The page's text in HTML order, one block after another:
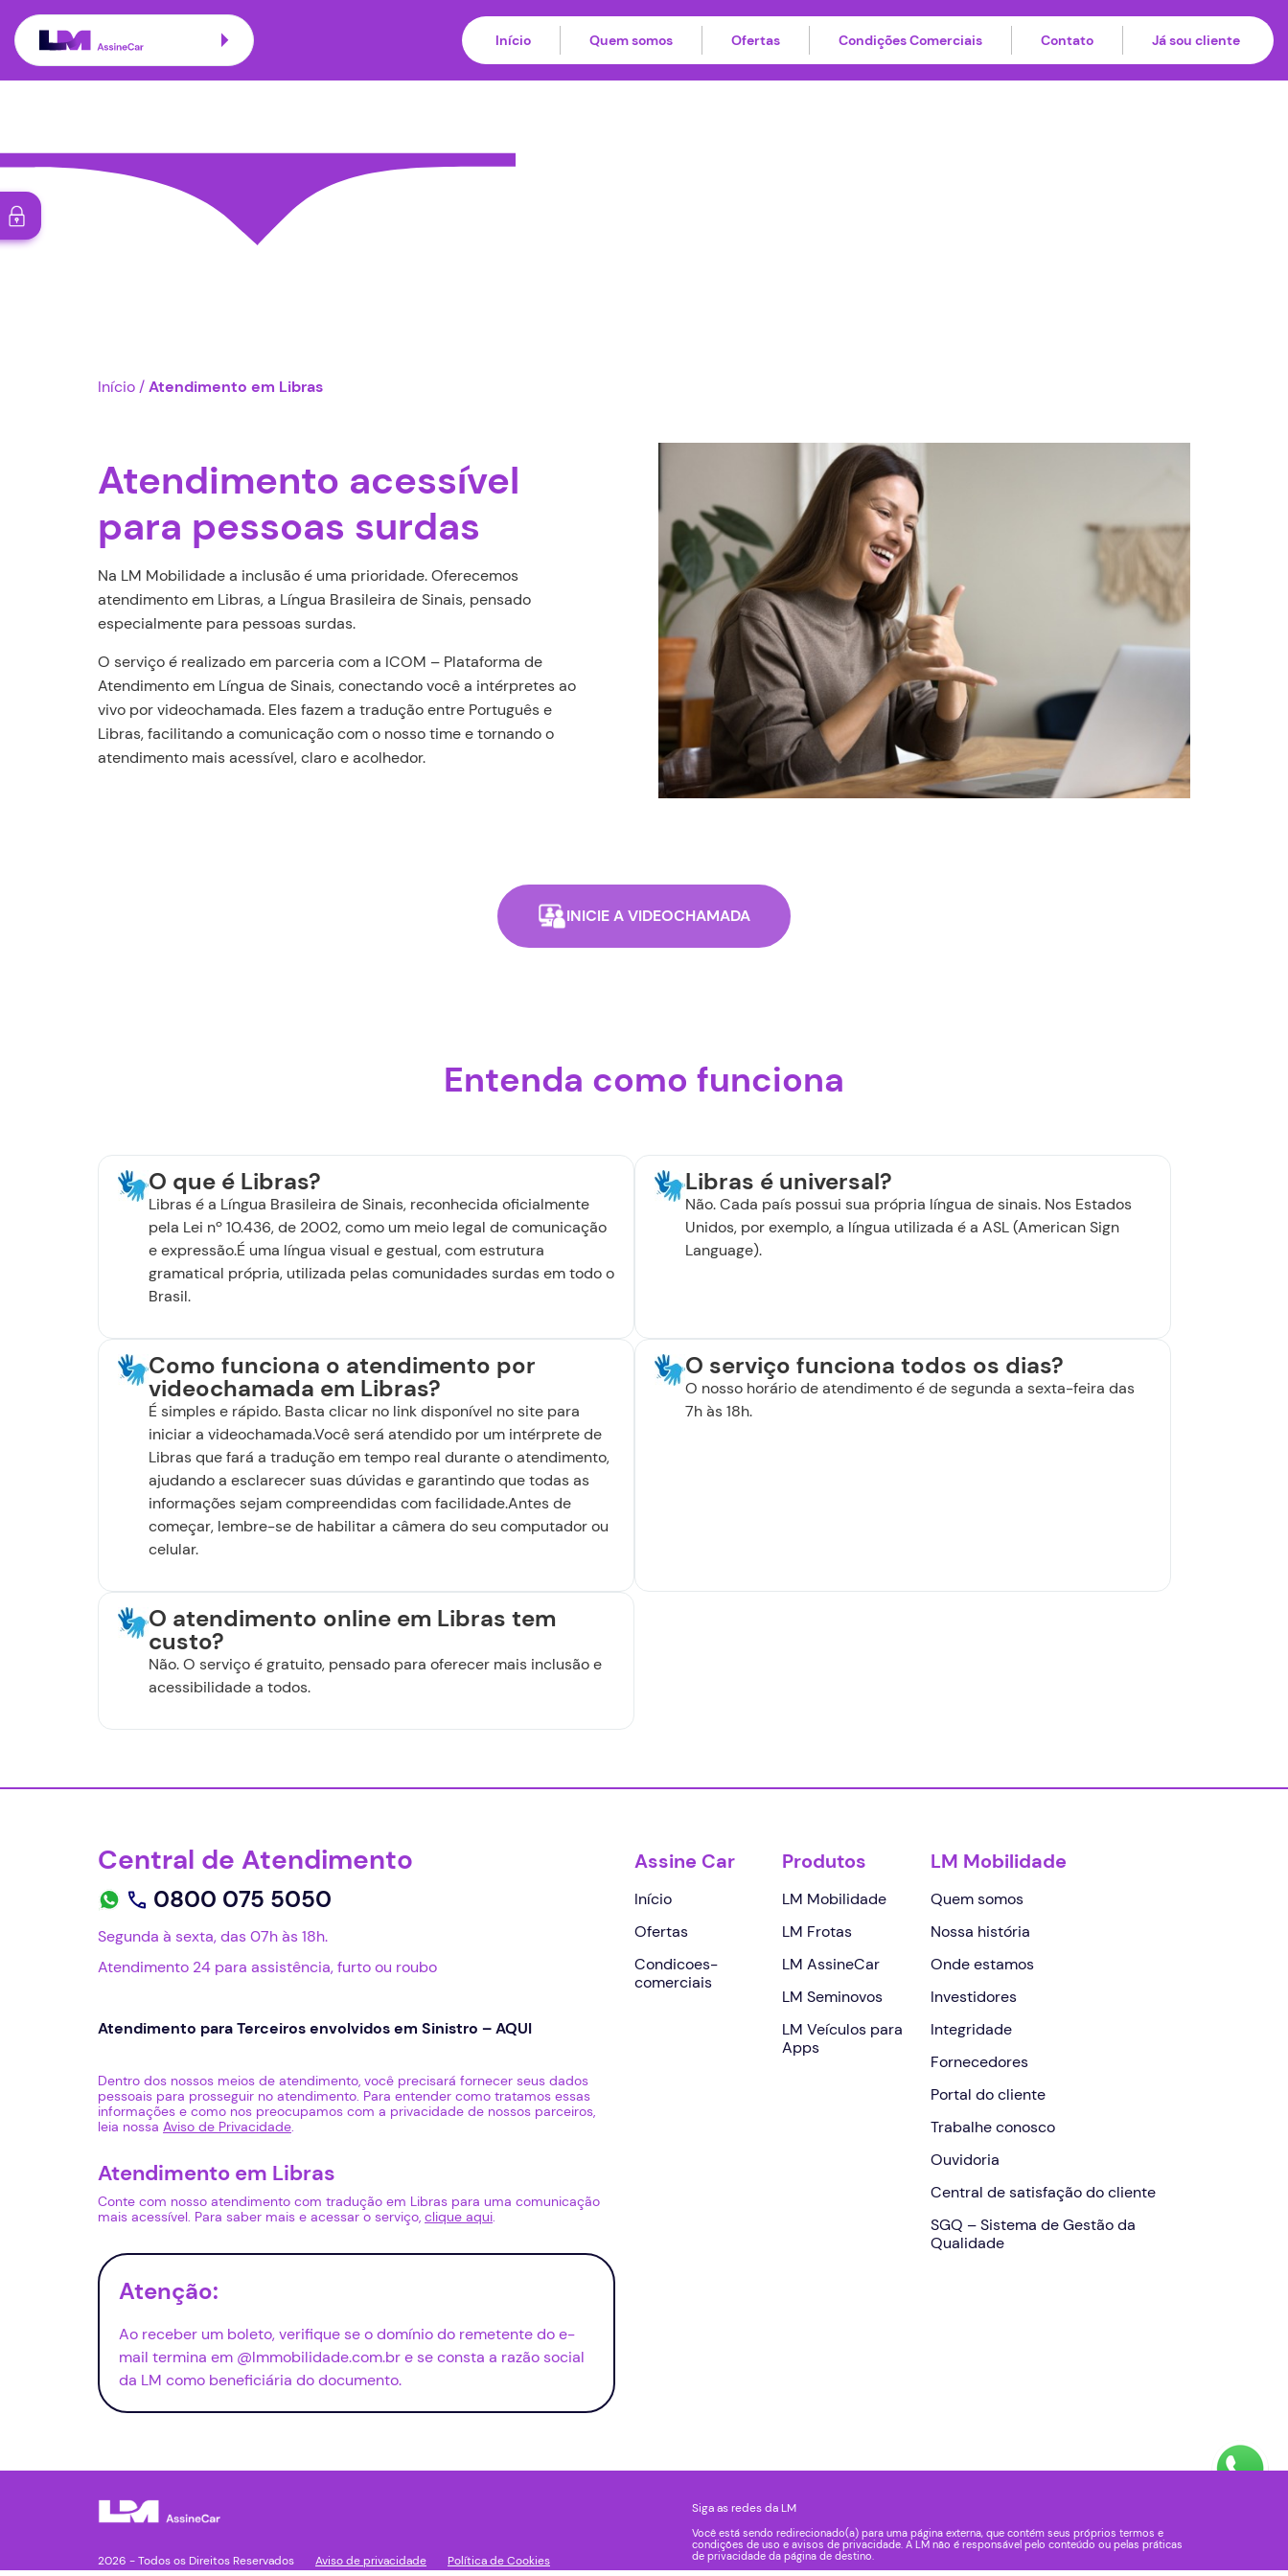
Início Quem somos Ofertas Condições Comerciais Contato Já sou cliente
Início /Atendimento em Libras
Atendimento acessível
para pessoas surdas
Na LM Mobilidade a inclusão é uma prioridade. Oferecemos
atendimento em Libras, a Língua Brasileira de Sinais, pensado
especialmente para pessoas surdas.
O serviço é realizado em parceria com a ICOM – Plataforma de
Atendimento em Língua de Sinais, conectando você a intérpretes ao
vivo por videochamada. Eles fazem a tradução entre Português e
Libras, facilitando a comunicação com o nosso time e tornando o
atendimento mais acessível, claro e acolhedor.
INICIE A VIDEOCHAMADA
Entenda como funciona
O que é Libras?
Libras é a Língua Brasileira de Sinais, reconhecida oficialmente
pela Lei nº 10.436, de 2002, como um meio legal de comunicação
e expressão.É uma língua visual e gestual, com estrutura
gramatical própria, utilizada pelas comunidades surdas em todo o
Brasil.
Libras é universal?
Não. Cada país possui sua própria língua de sinais. Nos Estados
Unidos, por exemplo, a língua utilizada é a ASL (American Sign
Language).
Como funciona o atendimento por
videochamada em Libras?
É simples e rápido. Basta clicar no link disponível no site para
iniciar a videochamada.Você será atendido por um intérprete de
Libras que fará a tradução em tempo real durante o atendimento,
ajudando a esclarecer suas dúvidas e garantindo que todas as
informações sejam compreendidas com facilidade.Antes de
começar, lembre-se de habilitar a câmera do seu computador ou
celular.
O serviço funciona todos os dias?
O nosso horário de atendimento é de segunda a sexta-feira das
7h às 18h.
O atendimento online em Libras tem
custo?
Não. O serviço é gratuito, pensado para oferecer mais inclusão e
acessibilidade a todos.
Central de Atendimento
0800 075 5050
Segunda à sexta, das 07h às 18h.
Atendimento 24 para assistência, furto ou roubo
Atendimento para Terceiros envolvidos em Sinistro –AQUI
Dentro dos nossos meios de atendimento, você precisará fornecer seus dados
pessoais para prosseguir no atendimento. Para entender como tratamos essas
informações e como nos preocupamos com a privacidade de nossos parceiros,
leia nossa Aviso de Privacidade.
Atendimento em Libras
Conte com nosso atendimento com tradução em Libras para uma comunicação
mais acessível. Para saber mais e acessar o serviço, clique aqui.
Atenção:
Ao receber um boleto, verifique se o domínio do remetente do e-
mail termina em @lmmobilidade.com.br e se consta a razão social
da LM como beneficiária do documento.
Assine Car
Início
Ofertas
Condicoes-
comerciais
Produtos
LM Mobilidade
LM Frotas
LM AssineCar
LM Veículos para
Apps
LM Seminovos
LM Mobilidade
Quem somos
Nossa história
Onde estamos
Investidores
Integridade
Fornecedores
Portal do cliente
Trabalhe conosco
Ouvidoria
Central de satisfação do cliente
SGQ – Sistema de Gestão da
Qualidade
2026 - Todos os Direitos Reservados Aviso de privacidade
Política de Cookies
Siga as redes da LM
Você está sendo redirecionado(a) para uma página externa, que contém seus próprios termos e
condições de uso e avisos de privacidade. A LM não é responsável pelo conteúdo ou pelas práticas
de privacidade da página de destino.